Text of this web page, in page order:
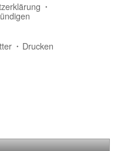
Drucken